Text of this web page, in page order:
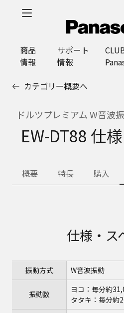
商品
情報
サポート
情報
カテゴリー概要へ
ドルツプレミアム W音波
EW-DT88 仕
概要 特長 購入
仕様・ス
振動方式 W音波振動
振動数
ヨコ：毎分約
タタキ：毎分約